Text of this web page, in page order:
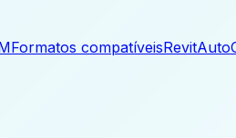
Formatos compatíveisRevit